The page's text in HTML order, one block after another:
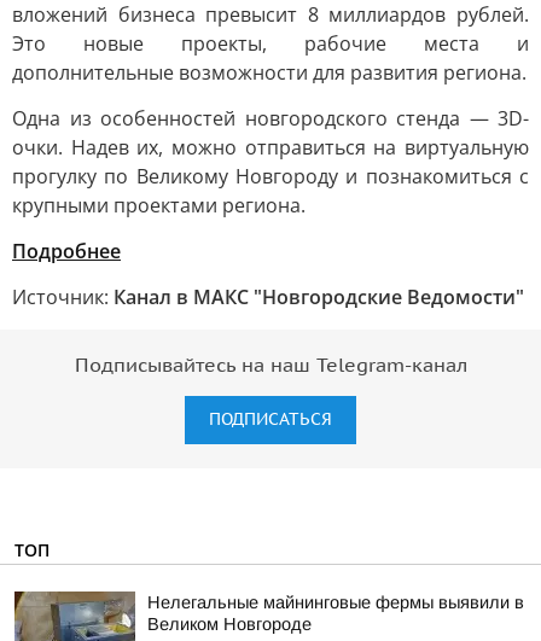
вложений бизнеса превысит 8 миллиардов рублей.
Это новые проекты, рабочие места и
дополнительные возможности для развития региона.
Одна из особенностей новгородского стенда — 3D-
очки. Надев их, можно отправиться на виртуальную
прогулку по Великому Новгороду и познакомиться с
крупными проектами региона.
Подробнее
Источник: Канал в МАКС "Новгородские Ведомости"
Подписывайтесь на наш Telegram-канал
ПОДПИСАТЬСЯ
ТОП
Нелегальные майнинговые фермы выявили в
Великом Новгороде